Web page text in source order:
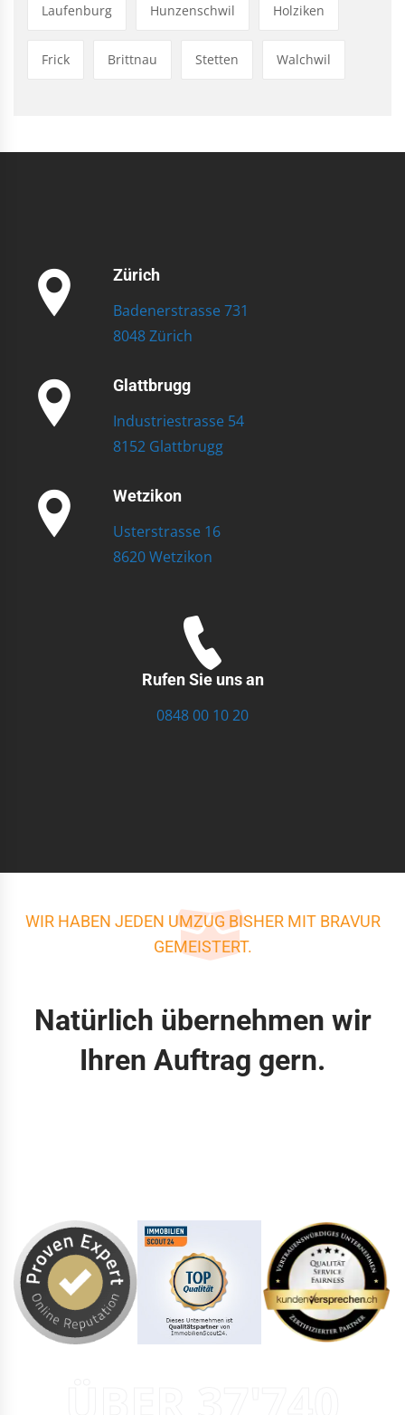
Laufenburg Hunzenschwil Holziken
Frick Brittnau Stetten Walchwil
Zürich
Badenerstrasse 731
8048 Zürich
Glattbrugg
Industriestrasse 54
8152 Glattbrugg
Wetzikon
Usterstrasse 16
8620 Wetzikon
Rufen Sie uns an
0848 00 10 20
WIR HABEN JEDEN UMZUG BISHER MIT BRAVUR
GEMEISTERT.
Natürlich übernehmen wir
Ihren Auftrag gern.